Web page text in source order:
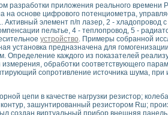
экраноплана
методом акустической эмиссии
характеристик и параметров
резонансным методом
программных средств NATIONAL
значений
разработки приложения реального времени
основе цифрового потенциометра,
элемент п/п лазер, 2 - хладопровод с
пельтье, 4 - теплопровод, 5 -
устройство . Примеры собранной
установка предназначена для
Определение каждого из показателей
обработки соответствующего
сопротивление источника шума, при
цепи в качестве нагрузки резистор;
зашунтированный резистором Rш;
создан виртуальный прибор внешняя панель